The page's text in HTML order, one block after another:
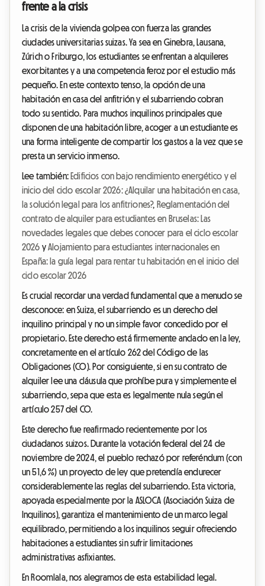
frente a la crisis
La crisis de la vivienda golpea con fuerza las grandes
ciudades universitarias suizas. Ya sea en Ginebra, Lausana,
Zúrich o Friburgo, los estudiantes se enfrentan a alquileres
exorbitantes y a una competencia feroz por el estudio más
pequeño. En este contexto tenso, la opción de una
habitación en casa del anfitrión y el subarriendo cobran
todo su sentido. Para muchos inquilinos principales que
disponen de una habitación libre, acoger a un estudiante es
una forma inteligente de compartir los gastos a la vez que se
presta un servicio inmenso.
Lee también: Edificios con bajo rendimiento energético y el
inicio del ciclo escolar 2026: ¿Alquilar una habitación en casa,
la solución legal para los anfitriones?, Reglamentación del
contrato de alquiler para estudiantes en Bruselas: Las
novedades legales que debes conocer para el ciclo escolar
2026 yAlojamiento para estudiantes internacionales en
España: la guía legal para rentar tu habitación en el inicio del
ciclo escolar 2026
Es crucial recordar una verdad fundamental que a menudo se
desconoce: en Suiza, el subarriendo es un derecho del
inquilino principal y no un simple favor concedido por el
propietario. Este derecho está firmemente anclado en la ley,
concretamente en el artículo 262 del Código de las
Obligaciones (CO). Por consiguiente, si en su contrato de
alquiler lee una cláusula que prohíbe pura y simplemente el
subarriendo, sepa que esta es legalmente nula según el
artículo 257 del CO.
Este derecho fue reafirmado recientemente por los
ciudadanos suizos. Durante la votación federal del 24 de
noviembre de 2024, el pueblo rechazó por referéndum (con
un 51,6 %) un proyecto de ley que pretendía endurecer
considerablemente las reglas del subarriendo. Esta victoria,
apoyada especialmente por la ASLOCA (Asociación Suiza de
Inquilinos), garantiza el mantenimiento de un marco legal
equilibrado, permitiendo a los inquilinos seguir ofreciendo
habitaciones a estudiantes sin sufrir limitaciones
administrativas asfixiantes.
En Roomlala, nos alegramos de esta estabilidad legal.